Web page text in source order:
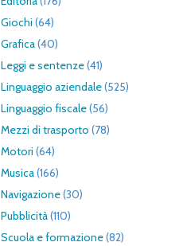
Giochi (64)
Grafica(40)
Leggi e sentenze(41)
Linguaggio aziendale(525)
Linguaggio fiscale(56)
Mezzi di trasporto (78)
Motori (64)
Musica(166)
Navigazione(30)
Pubblicità(110)
Scuola e formazione(82)